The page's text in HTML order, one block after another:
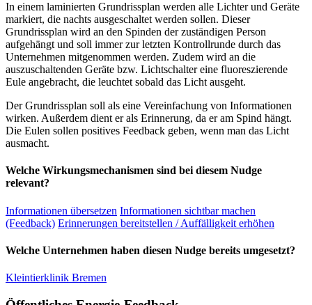
In einem laminierten Grundrissplan werden alle Lichter und Geräte
markiert, die nachts ausgeschaltet werden sollen. Dieser
Grundrissplan wird an den Spinden der zuständigen Person
aufgehängt und soll immer zur letzten Kontrollrunde durch das
Unternehmen mitgenommen werden. Zudem wird an die
auszuschaltenden Geräte bzw. Lichtschalter eine fluoreszierende
Eule angebracht, die leuchtet sobald das Licht ausgeht.
Der Grundrissplan soll als eine Vereinfachung von Informationen
wirken. Außerdem dient er als Erinnerung, da er am Spind hängt.
Die Eulen sollen positives Feedback geben, wenn man das Licht
ausmacht.
Welche Wirkungsmechanismen sind bei diesem Nudge
relevant?
Informationen übersetzen Informationen sichtbar machen
(Feedback) Erinnerungen bereitstellen / Auffälligkeit erhöhen
Welche Unternehmen haben diesen Nudge bereits umgesetzt?
Kleintierklinik Bremen